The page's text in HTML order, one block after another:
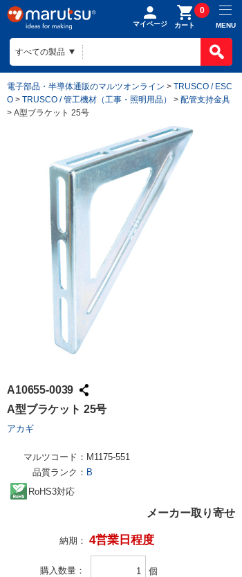
マイページ カート
0
MENU
電子部品・半導体通販のマルツオンライン > TRUSCO / ESC
O > TRUSCO / 管工機材（工事・照明用品） > 配管支持金具
> A型ブラケット 25号
A10655-0039
A型ブラケット 25号
アカギ
マルツコード： M1175-551
品質ランク： B
RoHS3対応
メーカー取り寄せ
納期： 4営業日程度
購入数量 個